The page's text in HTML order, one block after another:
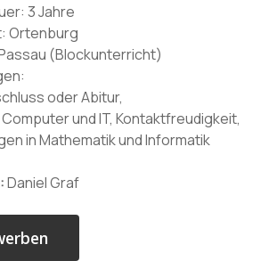
3 Jahre
Ortenburg
(Blockunterricht)
oder Abitur,
und IT, Kontaktfreudigkeit,
in Mathematik und Informatik
Daniel Graf